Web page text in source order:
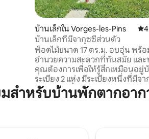
บ้านเล็กใน Vorges-les-Pins คะ
บ้านเล็กที่มีจากุซซี่ส่วนตัว
พ็อดไม้ขนาด 17 ตร.ม. อบอุ่น พร้อ
อำนวยความสะดวกที่ทันสมัย แล
คุณต้องการเพื่อให้รู้สึกเหมือนอยู่
ระเบียง 2 แห่ง มีระเบียงหนึ่งที่มีจ
38° ตลอดทั้งปี มองเห็นวิวหุบเขาไ
เปิดโล่ง และบริเวณโดยรอบก็เงียบ
ำหรับบ้านพักตากอาก